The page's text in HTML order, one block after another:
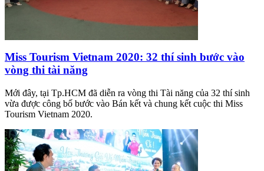
Miss Tourism Vietnam 2020: 32 thí sinh bước vào
vòng thi tài năng
Mới đây, tại Tp.HCM đã diễn ra vòng thi Tài năng của 32 thí sinh
vừa được công bố bước vào Bán kết và chung kết cuộc thi Miss
Tourism Vietnam 2020.